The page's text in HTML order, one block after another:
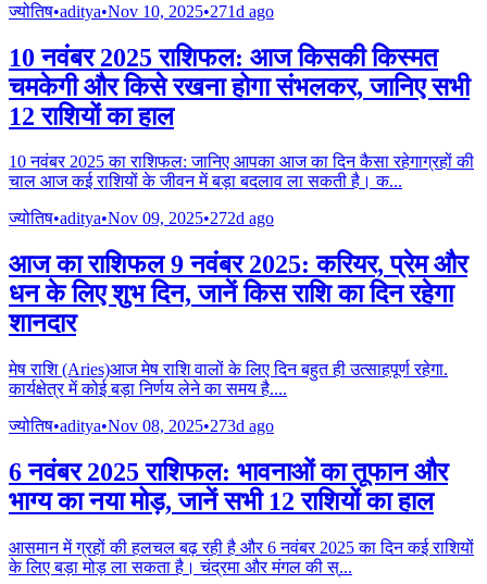
ज्योतिष•aditya•Nov 10, 2025•271d ago
10 नवंबर 2025 राशिफल: आज किसकी किस्मत
चमकेगी और किसे रखना होगा संभलकर, जानिए सभी
12 राशियों का हाल
10 नवंबर 2025 का राशिफल: जानिए आपका आज का दिन कैसा रहेगाग्रहों की
चाल आज कई राशियों के जीवन में बड़ा बदलाव ला सकती है। क...
ज्योतिष•aditya•Nov 09, 2025•272d ago
आज का राशिफल 9 नवंबर 2025: करियर, प्रेम और
धन के लिए शुभ दिन, जानें किस राशि का दिन रहेगा
शानदार
मेष राशि (Aries)आज मेष राशि वालों के लिए दिन बहुत ही उत्साहपूर्ण रहेगा.
कार्यक्षेत्र में कोई बड़ा निर्णय लेने का समय है....
ज्योतिष•aditya•Nov 08, 2025•273d ago
6 नवंबर 2025 राशिफल: भावनाओं का तूफान और
भाग्य का नया मोड़, जानें सभी 12 राशियों का हाल
आसमान में ग्रहों की हलचल बढ़ रही है और 6 नवंबर 2025 का दिन कई राशियों
के लिए बड़ा मोड़ ला सकता है। चंद्रमा और मंगल की स्...